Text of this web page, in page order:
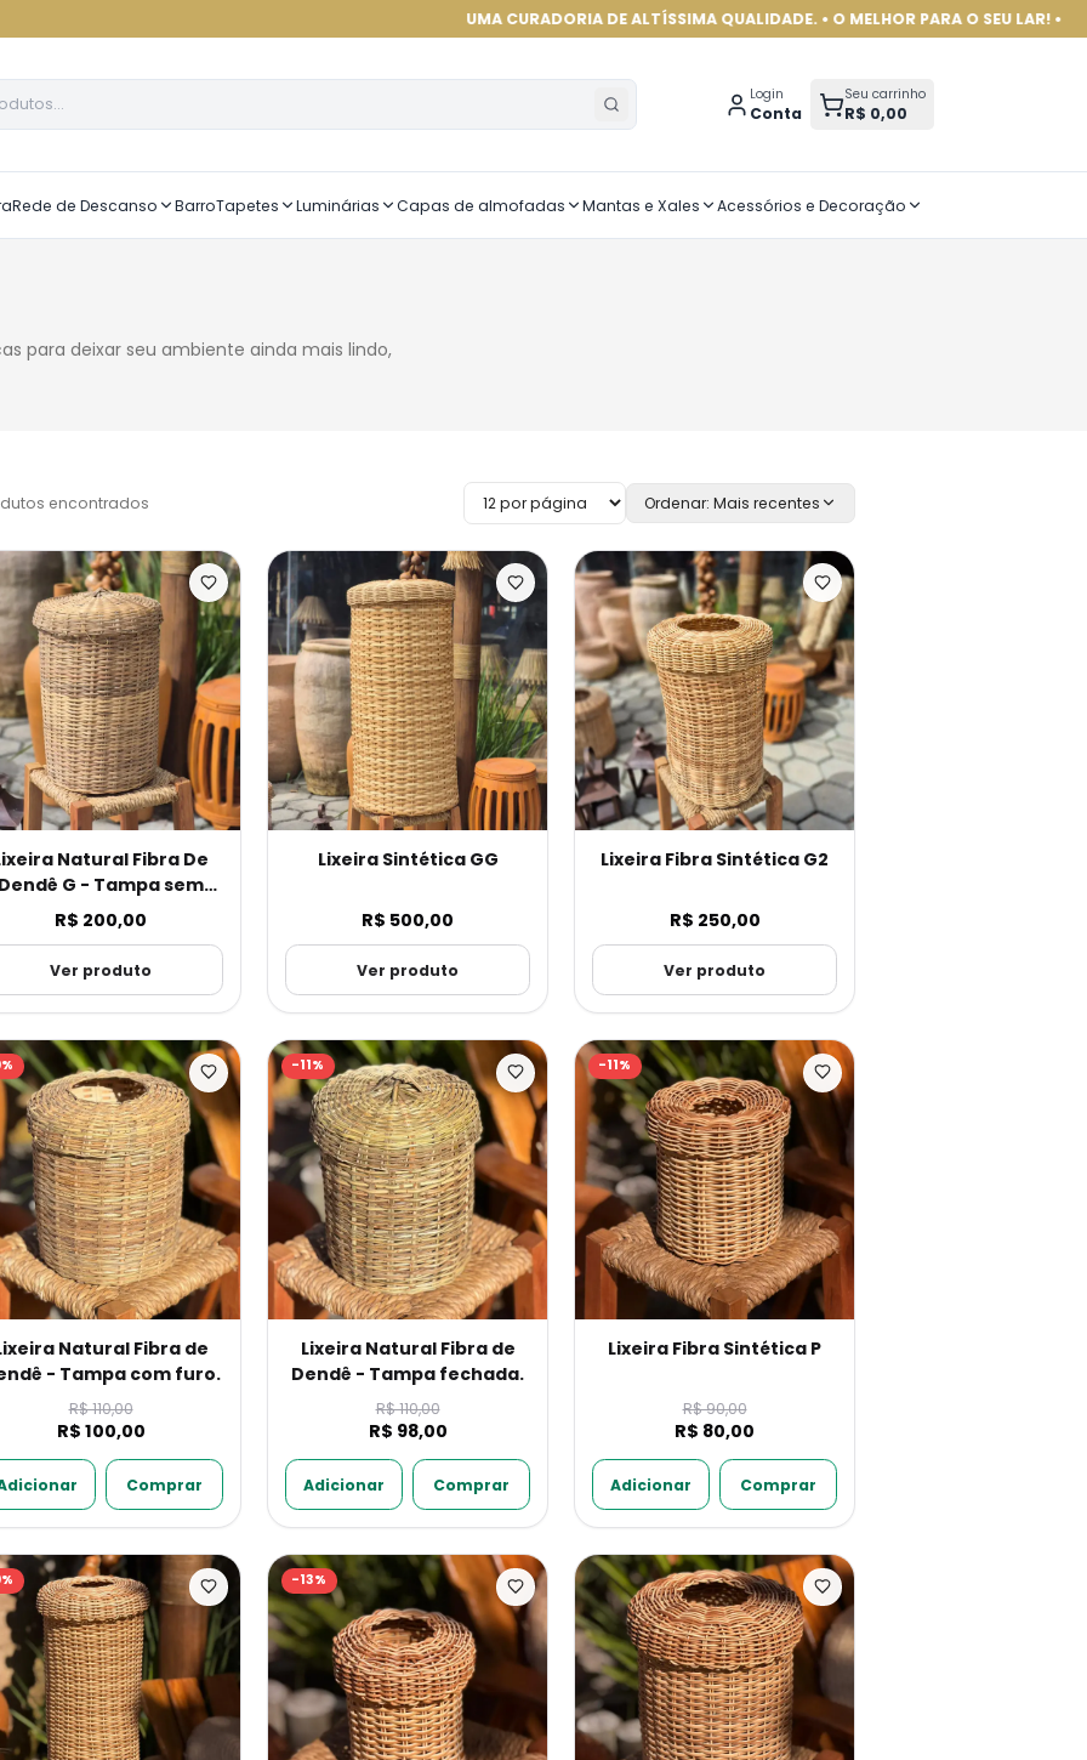
UMA CURADORIA DE ALTÍSSIMA QUALIDADE. • O MELHOR PARA O SEU LAR! •
Login
Conta
Seu carrinho
R$ 0,00
Rede de Descanso BarroTapetes Luminárias Capas de almofadas Mantas e Xales Acessórios e Decoração
para deixar seu ambiente ainda mais lindo,
encontrados Ordenar: Mais recentes
Natural Fibra De
G - Tampa sem
Furo
R$ 200,00
Ver produto
Lixeira Sintética GG
R$ 500,00
Ver produto
Lixeira Fibra Sintética G2
R$ 250,00
Ver produto
%
Natural Fibra de
- Tampa com furo.
R$ 110,00
R$ 100,00
Comprar
-11%
Lixeira Natural Fibra de
Dendê - Tampa fechada.
R$ 110,00
R$ 98,00
Adicionar Comprar
-11%
Lixeira Fibra Sintética P
R$ 90,00
R$ 80,00
Adicionar Comprar
% -13%